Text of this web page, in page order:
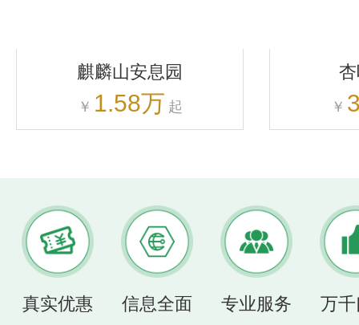
麒麟山安息园
￥ 1.58万 起 ￥
真实优惠 信息全面 专业服务 万